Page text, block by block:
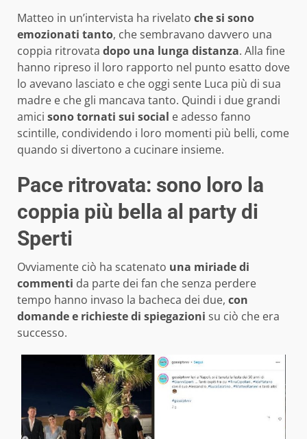
Matteo in un’intervista ha rivelato che si sono
emozionati tanto, che sembravano davvero una
coppia ritrovata dopo una lunga distanza. Alla fine
hanno ripreso il loro rapporto nel punto esatto dove
lo avevano lasciato e che oggi sente Luca più di sua
madre e che gli mancava tanto. Quindi i due grandi
amici sono tornati sui social e adesso fanno
scintille, condividendo i loro momenti più belli, come
quando si divertono a cucinare insieme.
Pace ritrovata: sono loro la
coppia più bella al party di
Sperti
Ovviamente ciò ha scatenato una miriade di
commenti da parte dei fan che senza perdere
tempo hanno invaso la bacheca dei due, con
domande e richieste di spiegazioni su ciò che era
successo.